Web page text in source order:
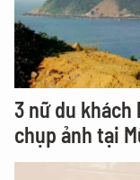
3 nữ du
chụp ảnh tại